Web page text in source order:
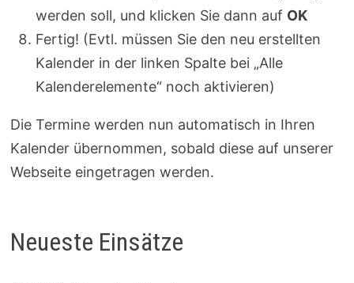
werden soll, und klicken Sie dann auf OK
Fertig! (Evtl. müssen Sie den neu erstellten
Kalender in der linken Spalte bei „Alle
Kalenderelemente“ noch aktivieren)
Die Termine werden nun automatisch in Ihren
Kalender übernommen, sobald diese auf unserer
Webseite eingetragen werden.
Neueste Einsätze